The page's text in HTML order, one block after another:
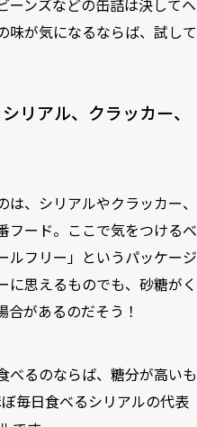
ーンズなどの缶詰は決してヘ
味が気になるならば、試して
リアル、クラッカー、
、シリアルやクラッカー、
フード。ここで気をつけるべ
ルフリー」というパッケージ
に思えるものでも、砂糖がく
があるのだそう！
べるのならば、糖分が高いも
毎日食べるシリアルの代表